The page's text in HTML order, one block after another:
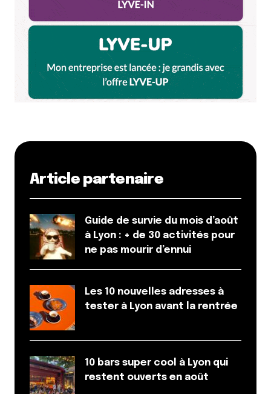
Article partenaire
Guide de survie du mois d’août
à Lyon : + de 30 activités pour
ne pas mourir d’ennui
Les 10 nouvelles adresses à
tester à Lyon avant la rentrée
10 bars super cool à Lyon qui
restent ouverts en août